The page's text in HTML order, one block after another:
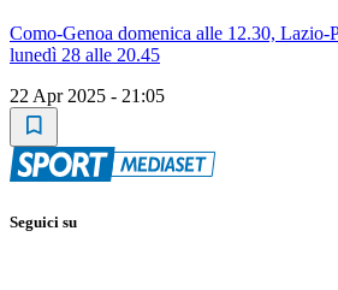
Como-Genoa domenica alle 12.30, Lazio-
lunedì 28 alle 20.45
22 Apr 2025 - 21:05
Seguici su